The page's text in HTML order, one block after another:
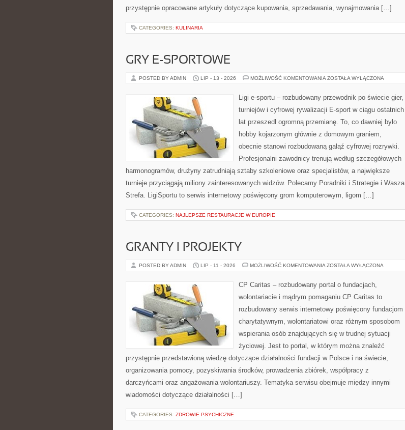
przystępnie opracowane artykuły dotyczące kupowania, sprzedawania, wynajmowania […]
CATEGORIES: KULINARIA
GRY E-SPORTOWE
POSTED BY ADMIN LIP - 13 - 2026 MOŻLIWOŚĆ KOMENTOWANIA GRY
ZOSTAŁA WYŁĄCZONA
Ligi e-sportu – rozbudowany przewodnik po świecie gier,
turniejów i cyfrowej rywalizacji E-sport w ciągu ostatnich
lat przeszedł ogromną przemianę. To, co dawniej było
hobby kojarzonym głównie z domowym graniem,
obecnie stanowi rozbudowaną gałąź cyfrowej rozrywki.
Profesjonalni zawodnicy trenują według szczegółowych
harmonogramów, drużyny zatrudniają sztaby szkoleniowe oraz specjalistów, a największe
turnieje przyciągają miliony zainteresowanych widzów. Polecamy Poradniki i Strategie i Wasza
Strefa. LigiSportu to serwis internetowy poświęcony grom komputerowym, ligom […]
CATEGORIES: NAJLEPSZE RESTAURACJE W EUROPIE
GRANTY I PROJEKTY
POSTED BY ADMIN LIP - 11 - 2026 MOŻLIWOŚĆ KOMENTOWANIA GRANTY
ZOSTAŁA WYŁĄCZONA
CP Caritas – rozbudowany portal o fundacjach,
wolontariacie i mądrym pomaganiu CP Caritas to
rozbudowany serwis internetowy poświęcony fundacjom
charytatywnym, wolontariatowi oraz różnym sposobom
wspierania osób znajdujących się w trudnej sytuacji
życiowej. Jest to portal, w którym można znaleźć
przystępnie przedstawioną wiedzę dotyczące działalności fundacji w Polsce i na świecie,
organizowania pomocy, pozyskiwania środków, prowadzenia zbiórek, współpracy z
darczyńcami oraz angażowania wolontariuszy. Tematyka serwisu obejmuje między innymi
wiadomości dotyczące działalności […]
CATEGORIES: ZDROWIE PSYCHICZNE